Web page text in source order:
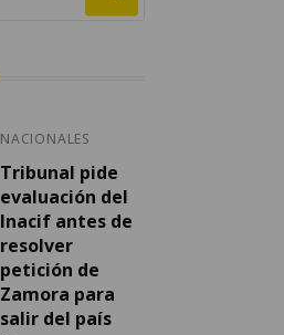
NACIONALES
Tribunal pide
evaluación del
Inacif antes de
resolver
petición de
Zamora para
salir del país